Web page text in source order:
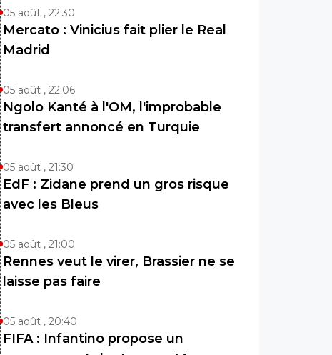
05 août , 22:30
Mercato : Vinicius fait plier le Real
Madrid
05 août , 22:06
Ngolo Kanté à l'OM, l'improbable
transfert annoncé en Turquie
05 août , 21:30
EdF : Zidane prend un gros risque
avec les Bleus
05 août , 21:00
Rennes veut le virer, Brassier ne se
laisse pas faire
05 août , 20:40
FIFA : Infantino propose un